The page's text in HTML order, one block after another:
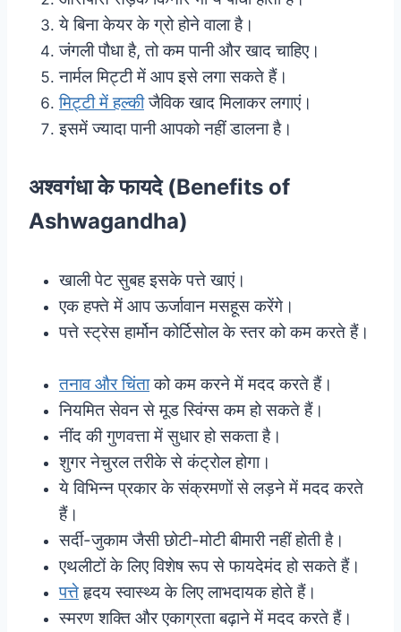
ये बिना केयर के ग्रो होने वाला है।
जंगली पौधा है, तो कम पानी और खाद चाहिए।
नार्मल मिट्टी में आप इसे लगा सकते हैं।
मिट्टी में हल्कीजैविक खाद मिलाकर लगाएं।
इसमें ज्यादा पानी आपको नहीं डालना है।
अश्वगंधा के फायदे (Benefits of
Ashwagandha)
खाली पेट सुबह इसके पत्ते खाएं।
एक हफ्ते में आप ऊर्जावान मसहूस करेंगे।
पत्ते स्ट्रेस हार्मोन कोर्टिसोल के स्तर को कम करते हैं।
तनाव और चिंताको कम करने में मदद करते हैं।
नियमित सेवन से मूड स्विंग्स कम हो सकते हैं।
नींद की गुणवत्ता में सुधार हो सकता है।
शुगर नेचुरल तरीके से कंट्रोल होगा।
ये विभिन्न प्रकार के संक्रमणों से लड़ने में मदद करते
हैं।
सर्दी-जुकाम जैसी छोटी-मोटी बीमारी नहीं होती है।
एथलीटों के लिए विशेष रूप से फायदेमंद हो सकते हैं।
पत्तेहृदय स्वास्थ्य के लिए लाभदायक होते हैं।
स्मरण शक्ति और एकाग्रता बढ़ाने में मदद करते हैं।